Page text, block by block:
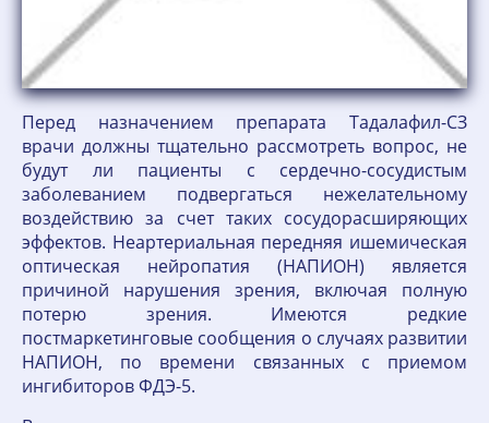
Перед назначением препарата Тадалафил-СЗ
врачи должны тщательно рассмотреть вопрос, не
будут ли пациенты с сердечно-сосудистым
заболеванием подвергаться нежелательному
воздействию за счет таких сосудорасширяющих
эффектов. Неартериальная передняя ишемическая
оптическая нейропатия (НАПИОН) является
причиной нарушения зрения, включая полную
потерю зрения. Имеются редкие
постмаркетинговые сообщения о случаях развитии
НАПИОН, по времени связанных с приемом
ингибиторов ФДЭ-5.